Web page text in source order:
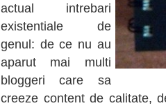
actual intrebari
existentiale de
genul: de ce nu au
aparut mai multi
bloggeri care sa
creeze content de calitate,